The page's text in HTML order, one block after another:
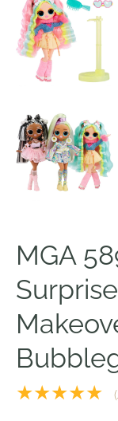
MGA
★★★★★